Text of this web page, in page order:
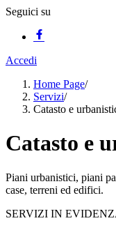
Seguici su
Accedi
Home Page/
Servizi/
Catasto e
Catasto e
Piani urbanistici, piani
case, terreni ed edifici.
SERVIZI IN